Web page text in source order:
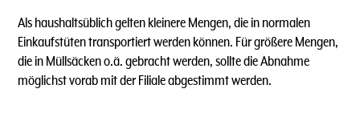
Als haushaltsüblich gelten kleinere Mengen, die in normalen
Einkaufstüten transportiert werden können. Für größere Mengen,
die in Müllsäcken o.ä. gebracht werden, sollte die Abnahme
möglichst vorab mit der Filiale abgestimmt werden.